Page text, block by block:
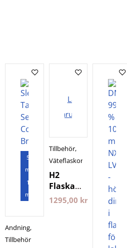
5
månader
1
månad
Andning,
Tillbehör
Lägg i
varukorgen
Tillbehör,
Väteflaskor
H2
Flaska
Hydrogen
1295,00 kr